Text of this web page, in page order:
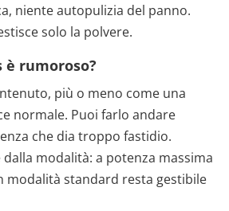
niente autopulizia del panno.
solo la polvere.
è rumoroso?
più o meno come una
normale. Puoi farlo andare
che dia troppo fastidio.
modalità: a potenza massima
modalità standard resta gestibile